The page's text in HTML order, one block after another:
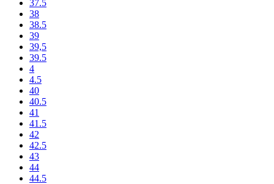
37.5
38
38.5
39
39,5
39.5
4
4.5
40
40.5
41
41.5
42
42.5
43
44
44.5